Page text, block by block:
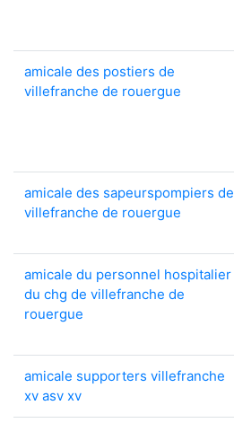
amicale des postiers de
villefranche de rouergue
amicale des sapeurspompiers de
villefranche de rouergue
amicale du personnel hospitalier
du chg de villefranche de
rouergue
amicale supporters villefranche
xv asv xv